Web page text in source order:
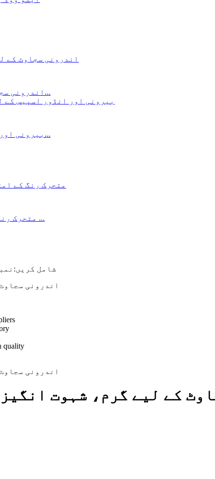
اندرونی سجاوٹ کے لیے گرم، شہوت انگیز فروخت ہول سیل پیویسی...
بیرونی اور انڈور اسپیس کے لئے سوراخ شدہ سوفائٹ پینل پائید...
متحرک رنگ کے امتزاج میں حیرت انگیز نیم دائرے ڈبلیو پی سی ...
شامل کریں: نمبر 497، نونگفینگ سڑک، ہیننگ
کے لیے گرم، شہوت